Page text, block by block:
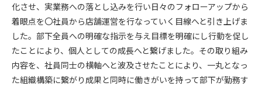
化させ、実業務への落とし込みを行い日々のフォローアップから
着眼点を〇社員から店舗運営を行なっていく目線へと引き上げま
した。部下全員への明確な指示を与え目標を明確にし行動を促し
たことにより、個人としての成長へと繋げました。その取り組み
内容を、社員同士の横軸へと波及させたことにより、一丸となっ
た組織構築に繋がり成果と同時に働きがいを持って部下が勤務す